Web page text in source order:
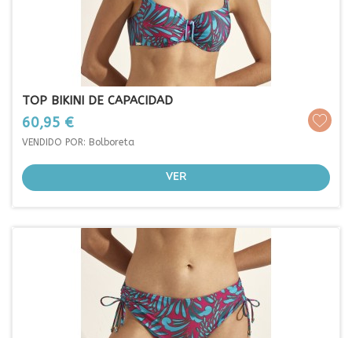
TOP BIKINI DE CAPACIDAD
Prezo
60,95 €
VENDIDO POR: Bolboreta
VER